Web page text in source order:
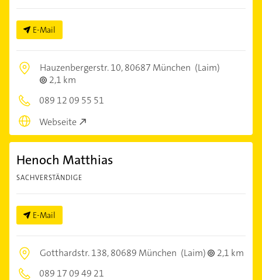
E-Mail
Hauzenbergerstr. 10,80687 München (Laim)
2,1 km
089 12 09 55 51
Webseite
Henoch Matthias
SACHVERSTÄNDIGE
E-Mail
Gotthardstr. 138,80689 München (Laim)
2,1 km
089 17 09 49 21